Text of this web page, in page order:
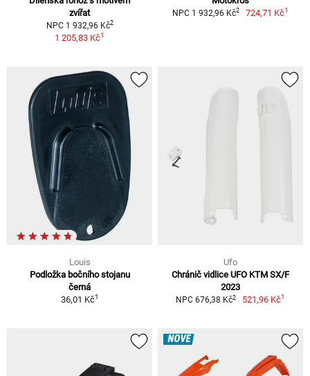
zvířat
NPC 1 932,96 Kč2
1 205,83 Kč1
NPC 1 932,96 Kč2 724,71 Kč1
Louis
Podložka bočního stojanu
černá
36,01 Kč1
Ufo
Chránič vidlice UFO KTM SX/F
2023
NPC 676,38 Kč2 521,96 Kč1
NOVÉ